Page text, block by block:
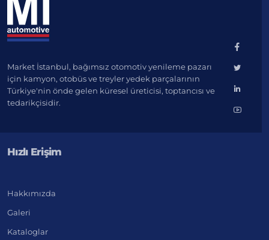
Market İstanbul, bağımsız otomotiv yenileme pazarı
için kamyon, otobüs ve treyler yedek parçalarının
Türkiye'nin önde gelen küresel üreticisi, toptancısı ve
tedarikçisidir.
Hızlı Erişim
Hakkımızda
Galeri
Kataloglar